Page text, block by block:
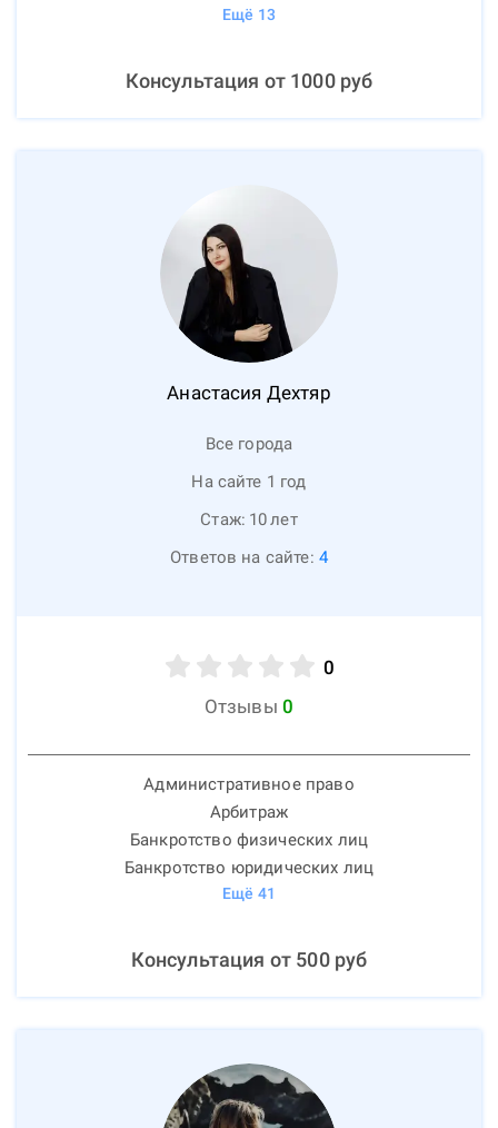
Ещё 13
Консультация от 1000руб
Анастасия Дехтяр
Все города
На сайте 1 год
Стаж: 10лет
Ответов на сайте: 4
0
Отзывы 0
Административное право
Арбитраж
Банкротство физических лиц
Банкротство юридических лиц
Ещё 41
Консультация от 500руб